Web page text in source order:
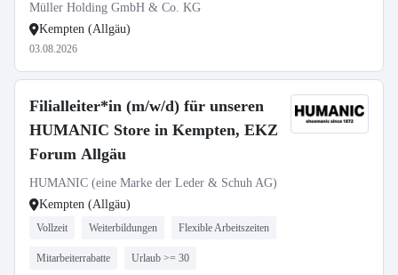
Müller Holding GmbH & Co. KG
Kempten (Allgäu)
03.08.2026
Filialleiter*in (m/w/d) für unseren
HUMANIC Store in Kempten, EKZ
Forum Allgäu
HUMANIC (eine Marke der Leder & Schuh AG)
Kempten (Allgäu)
Vollzeit Weiterbildungen Flexible Arbeitszeiten
Mitarbeiterrabatte Urlaub >= 30